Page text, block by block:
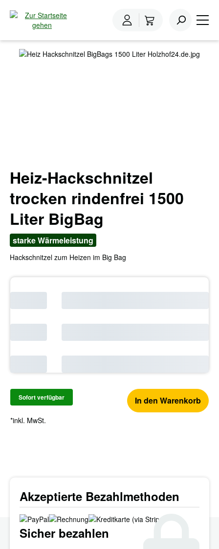
springen
Home Hackschnitzel Heizhackschnitzel
Bildergalerie überspringen
Heiz-Hackschnitzel
trocken rindenfrei 1500
Liter BigBag
starke Wärmeleistung
Hackschnitzel zum Heizen im Big Bag
Sofort verfügbar
*inkl. MwSt.
In den Warenkorb
Akzeptierte Bezahlmethoden
Sicher bezahlen